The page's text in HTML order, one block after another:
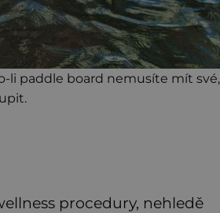
li paddle board nemusíte mít své,
procedury, nehledě